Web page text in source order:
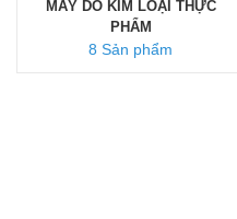
MÁY DÒ KIM LOẠI THỰC
PHẨM
8 Sản phẩm